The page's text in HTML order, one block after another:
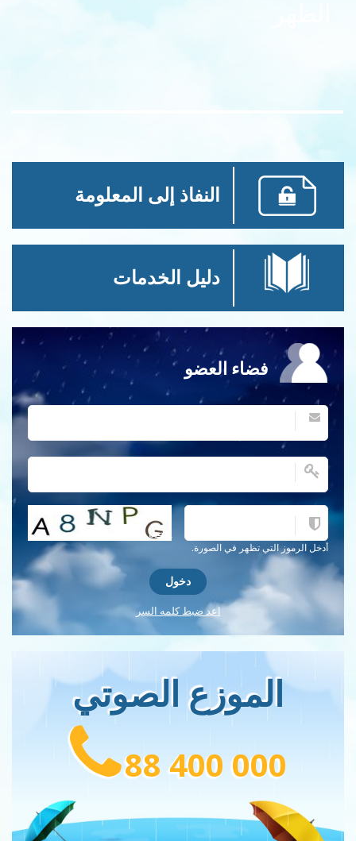
النفاذ إلى المعلومة
دليل الخدمات
فضاء العضو
أدخل الرموز التي تظهر في الصورة.
احصل على كلمة التحقق جديدة!
اعد ضبط كلمه السر
الموزع الصوتي
88 400 000